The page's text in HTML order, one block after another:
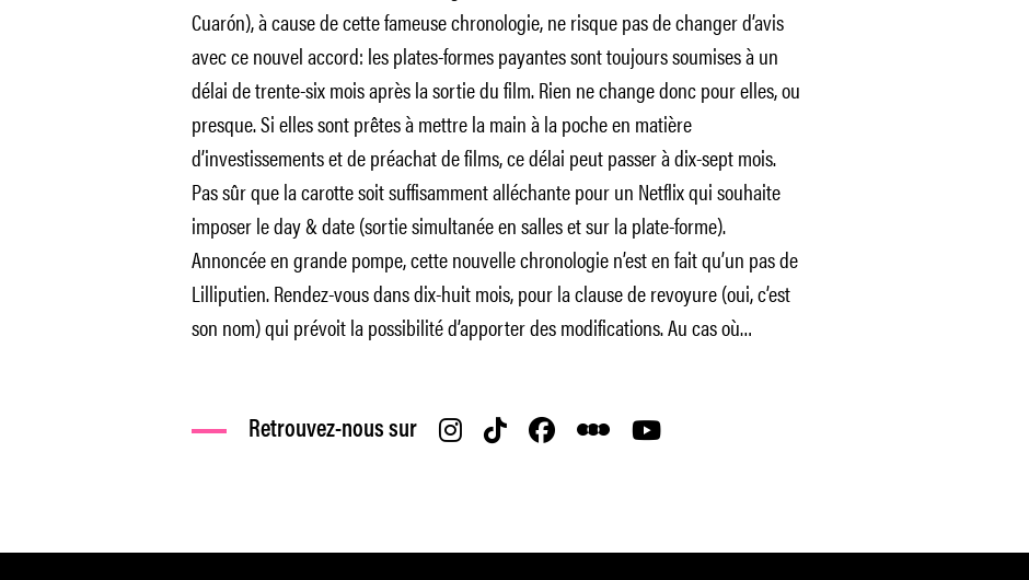
Cuarón), à cause de cette fameuse chronologie, ne risque pas de changer d’avis
avec ce nouvel accord: les plates-formes payantes sont toujours soumises à un
délai de trente-six mois après la sortie du film. Rien ne change donc pour elles, ou
presque. Si elles sont prêtes à mettre la main à la poche en matière
d’investissements et de préachat de films, ce délai peut passer à dix-sept mois.
Pas sûr que la carotte soit suffisamment alléchante pour un Netflix qui souhaite
imposer le day & date (sortie simultanée en salles et sur la plate-forme).
Annoncée en grande pompe, cette nouvelle chronologie n’est en fait qu’un pas de
Lilliputien. Rendez-vous dans dix-huit mois, pour la clause de revoyure (oui, c’est
son nom) qui prévoit la possibilité d’apporter des modifications. Au cas où…
Retrouvez-nous sur